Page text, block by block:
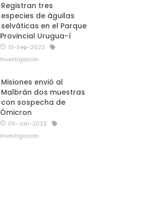
Registran tres
especies de águilas
selváticas en el Parque
Provincial Urugua-í
13-Sep-2023
Investigación
Misiones envió al
Malbrán dos muestras
con sospecha de
Ómicron
05-Jan-2022
Investigación